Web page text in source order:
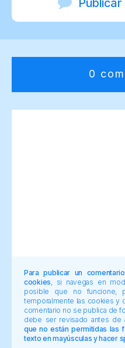
0
Para publicar un
cookies , si navegas en
posible que no funcione,
temporalmente las cookies y
comentario no se publica de
debe ser revisado antes de
que no están permitidas las
texto en mayúsculas y hacer